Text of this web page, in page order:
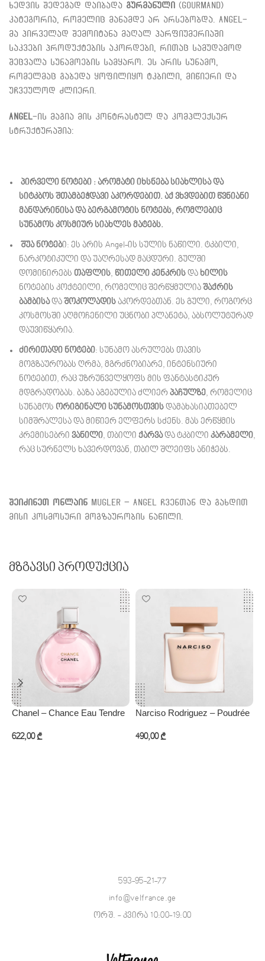
ხედვის შედეგად დაიბადა გურმანული
(Gourmand)
კატეგორია, რომელიც მანამდე არ არსებობდა. Angel-
მა პირველად შემოიტანა მაღალ პარფიუმერიაში
საკვები პროდუქტების აკორდები, რითაც სამუდამოდ
შეცვალა სუნამოების სამყარო. ეს არის სუნამო,
რომელმაც გაბედა ყოფილიყო ტკბილი, მიწიერი და
უჩვეულოდ ძლიერი.
Angel-ის მაგია მის კონტრასტულ და კომპლექსურ
სტრუქტურაშია:
პირველი ნოტები : არომატი იხსნება სიახლისა და
სიტკბოს შთამბეჭდავი აკორდებით. აქ ვხვდებით წვნიანი
მანდარინისა და ბერგამოტის ნოტებს, რომლებიც
სუნამოს კოსმიურ სიახლეს მატებს.
შუა ნოტები: ეს არის Angel-ის სულის ნაწილი. ტკბილი,
ნარკოტიკული და უაღრესად მაცდური. გულში
დომინირებს თაფლის, წითელი კენკრის და ხილის
ნოტების კოქტეილი, რომელიც შერწყმულია შაქრის
ბამბისადა შოკოლადის აკორდებთან. ეს გული, როგორც
კოსმოსში აღმოჩენილი უცნობი პლანეტა, აბსოლუტურად
დაუვიწყარია.
ძირითადი ნოტები: სუნამო ასრულებს თავის
მოგზაურობას ღრმა, მგრძნობიარე, ინტენსიური
ნოტებით, რაც უზრუნველყოფს მის ფანტასტიკურ
მდგრადობას. ბაზა აგებულია ძლიერ პაჩულზე, რომელიც
სუნამოს ორიგინალი სუნამოსთვის დამახასიათებელ
სიმშრალესა და მიწიერ ელფერს სძენს. მას ერწყმის
კრემისებრი ვანილი, თბილი ქარვადა ტკბილი კარამელი,
რაც სურნელს ხავერდოვან, თბილ შლეიფს ანიჭებს.
შეიძინეთ ონლაინ Mugler – Angel ჩვენთან და გახდით
მისი კოსმოსური მოგზაურობის ნაწილი.
Მზგავსი Პროდუქცია
Chanel – Chance Eau Tendre
622,00 ₾
Narciso Rodriguez – Poudrée
490,00 ₾
593-95-21-77
info@velfrance.ge
ორშ. - კვირა 10:00-19:00